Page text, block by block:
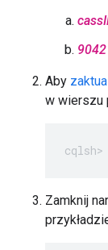
9042
Aby
w wierszu
Zamknij